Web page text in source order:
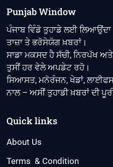
Punjab Window
ਪੰਜਾਬ ਵਿੰਡੋ ਤੁਹਾਡੇ ਲਈ
ਤਾਜ਼ਾ ਤੇ ਭਰੋਸੇਯੋਗ ਖ਼ਬਰਾਂ।
ਸਾਡਾ ਮਕਸਦ ਹੈ ਸੱਚੀ, ਨਿਰਪੱਖ
ਤੁਸੀਂ ਹਰ ਵੇਲੇ ਅਪਡੇਟ ਰਹੋ।
ਸਿਆਸਤ, ਮਨੋਰੰਜਨ, ਖੇਡਾਂ,
ਨਾਲ – ਅਸੀਂ ਤੁਹਾਡੀ ਖ਼ਬਰਾਂ ਦੀ
Quick links
About Us
Terms & Condition